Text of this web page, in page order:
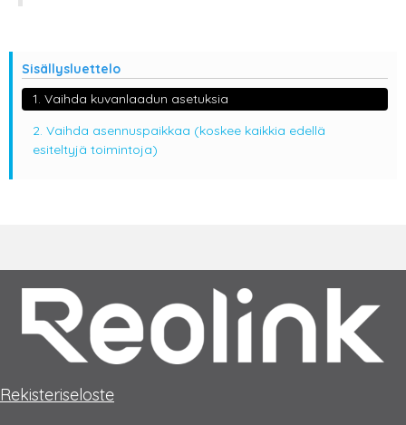
Sisällysluettelo
1. Vaihda kuvanlaadun asetuksia
2. Vaihda asennuspaikkaa (koskee kaikkia edellä
esiteltyjä toimintoja)
Rekisteriseloste